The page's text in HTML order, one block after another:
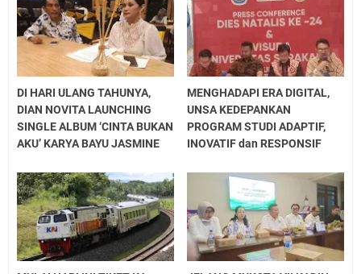
DI HARI ULANG TAHUNYA,
DIAN NOVITA LAUNCHING
SINGLE ALBUM ‘CINTA BUKAN
AKU’ KARYA BAYU JASMINE
MENGHADAPI ERA DIGITAL,
UNSA KEDEPANKAN
PROGRAM STUDI ADAPTIF,
INOVATIF dan RESPONSIF